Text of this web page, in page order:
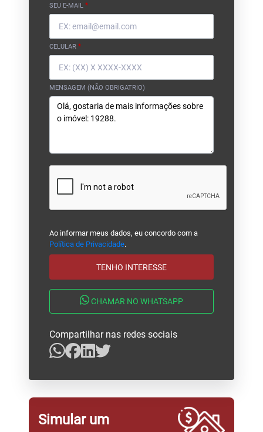
SEU E-MAIL *
CELULAR *
MENSAGEM (NÃO OBRIGATRIO)
Ao informar meus dados, eu concordo com a
Política de Privacidade.
TENHO INTERESSE
CHAMAR NO WHATSAPP
Compartilhar nas redes sociais
Simular um